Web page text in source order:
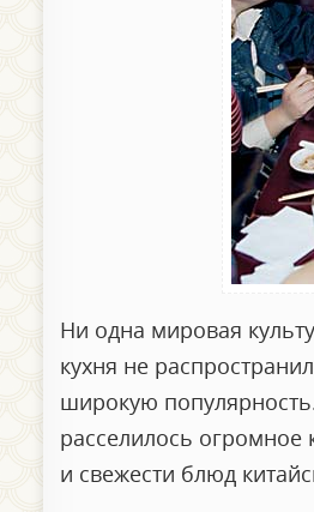
Ни одна мировая
кухня не
широкую
расселилось огромное
и свежести блюд